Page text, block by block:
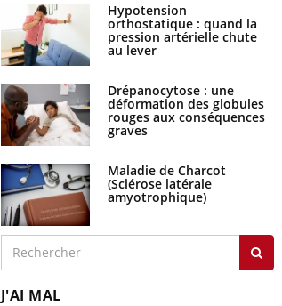
Hypotension
orthostatique : quand la
pression artérielle chute
au lever
Drépanocytose : une
déformation des globules
rouges aux conséquences
graves
Maladie de Charcot
(Sclérose latérale
amyotrophique)
J'AI MAL